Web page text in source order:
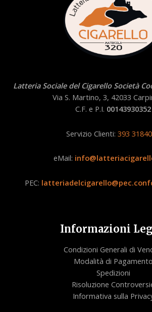
Latteria Sociale del Cigarello Società
Via S. Martino, 3, 42033
C.F. e P.I. 00143930352
Servizio Clienti: 393
eMail:
PEC:
Informazioni
Condizioni Generali di
Modalità di Pagamento
Spedizioni
Risoluzione
Informativa sulla